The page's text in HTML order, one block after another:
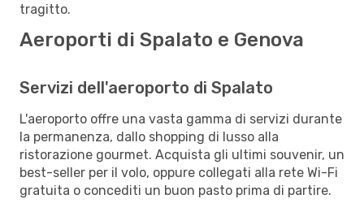
tragitto.
Aeroporti di Spalato e Genova
Servizi dell'aeroporto di Spalato
L'aeroporto offre una vasta gamma di servizi durante
la permanenza, dallo shopping di lusso alla
ristorazione gourmet. Acquista gli ultimi souvenir, un
best-seller per il volo, oppure collegati alla rete Wi-Fi
gratuita o concediti un buon pasto prima di partire.